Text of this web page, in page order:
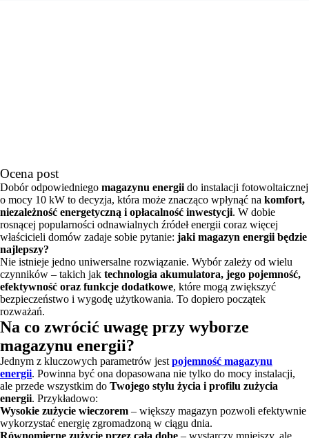
Ocena post
Dobór odpowiedniego magazynu energii do instalacji fotowoltaicznej
o mocy 10 kW to decyzja, która może znacząco wpłynąć na komfort,
niezależność energetyczną i opłacalność inwestycji. W dobie
rosnącej popularności odnawialnych źródeł energii coraz więcej
właścicieli domów zadaje sobie pytanie: jaki magazyn energii będzie
najlepszy?
Nie istnieje jedno uniwersalne rozwiązanie. Wybór zależy od wielu
czynników – takich jak technologia akumulatora, jego pojemność,
efektywność oraz funkcje dodatkowe, które mogą zwiększyć
bezpieczeństwo i wygodę użytkowania. To dopiero początek
rozważań.
Na co zwrócić uwagę przy wyborze
magazynu energii?
Jednym z kluczowych parametrów jest pojemność magazynu
energii. Powinna być ona dopasowana nie tylko do mocy instalacji,
ale przede wszystkim do Twojego stylu życia i profilu zużycia
energii. Przykładowo:
Wysokie zużycie wieczorem – większy magazyn pozwoli efektywnie
wykorzystać energię zgromadzoną w ciągu dnia.
Równomierne zużycie przez całą dobę – wystarczy mniejszy, ale